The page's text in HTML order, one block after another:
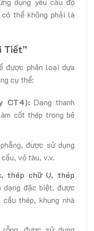
thể không phải là
Tiết”
được phân loại dựa
cụ thể:
CT4):Dạng thanh
cốt thép trong bê
được sử dụng
vỏ tàu, v.v.
thép chữ U, thép
đặc biệt, được
thép, khung nhà